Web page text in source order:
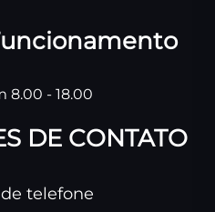
8.00 - 18.00
DE CONTATO
telefone